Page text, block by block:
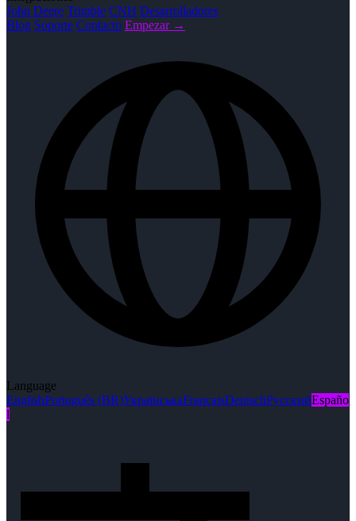
John Deere Trimble CNH Desarrolladores
Blog Soporte Contacto Empezar →
Language
EnglishPortuguês (BR)УкраїнськаFrançaisDeutschРусскийEspaño
l